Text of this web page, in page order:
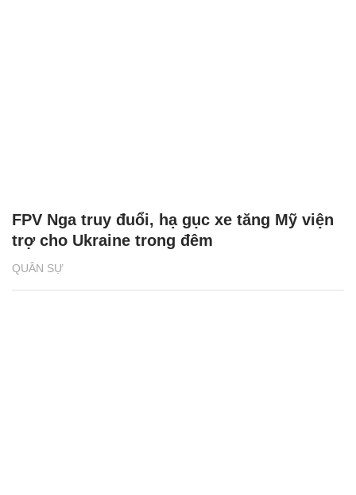
QUÂN SỰ
FPV Nga truy đuổi, hạ gục xe tăng Mỹ viện
trợ cho Ukraine trong đêm